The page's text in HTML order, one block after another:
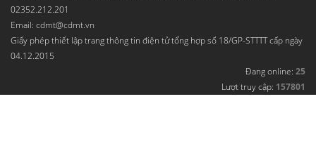
02352.212.201
Email: cdmt@cdmt.vn
Giấy phép thiết lập trang thông tin điện tử tổng hợp số 18/GP-STTTT cấp ngày
04.12.2015
Đang online: 25
Lượt truy cập: 157801